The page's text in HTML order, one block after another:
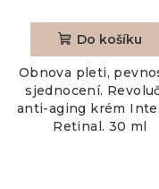
Do košíku
Obnova pleti,
sjednocení.
anti-aging krém
Retinal. 30 ml